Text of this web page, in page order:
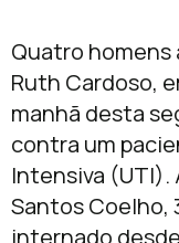
Quatro homens
Ruth Cardoso,
manhã desta
contra um
Intensiva (UTI).
Santos Coelho,